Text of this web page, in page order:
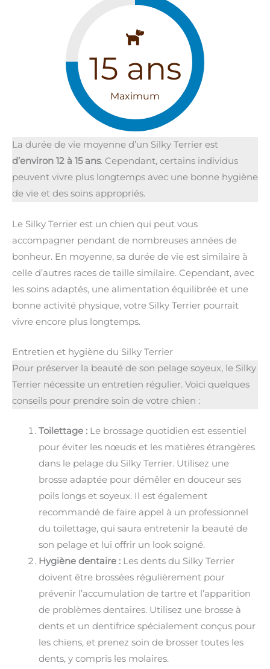
15 ans
Maximum
La durée de vie moyenne d’un Silky Terrier est
d’environ 12 à 15 ans. Cependant, certains individus
peuvent vivre plus longtemps avec une bonne hygiène
de vie et des soins appropriés.
Le Silky Terrier est un chien qui peut vous
accompagner pendant de nombreuses années de
bonheur. En moyenne, sa durée de vie est similaire à
celle d’autres races de taille similaire. Cependant, avec
les soins adaptés, une alimentation équilibrée et une
bonne activité physique, votre Silky Terrier pourrait
vivre encore plus longtemps.
Entretien et hygiène du Silky Terrier
Pour préserver la beauté de son pelage soyeux, le Silky
Terrier nécessite un entretien régulier. Voici quelques
conseils pour prendre soin de votre chien :
Toilettage :Le brossage quotidien est essentiel
pour éviter les nœuds et les matières étrangères
dans le pelage du Silky Terrier. Utilisez une
brosse adaptée pour démêler en douceur ses
poils longs et soyeux. Il est également
recommandé de faire appel à un professionnel
du toilettage, qui saura entretenir la beauté de
son pelage et lui offrir un look soigné.
Hygiène dentaire :Les dents du Silky Terrier
doivent être brossées régulièrement pour
prévenir l’accumulation de tartre et l’apparition
de problèmes dentaires. Utilisez une brosse à
dents et un dentifrice spécialement conçus pour
les chiens, et prenez soin de brosser toutes les
dents, y compris les molaires.